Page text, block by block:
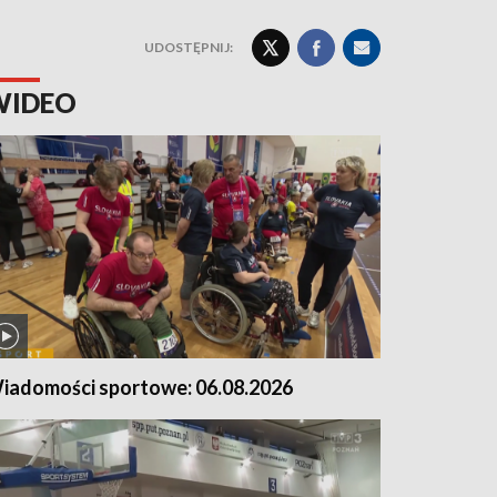
UDOSTĘPNIJ:
sportowe: 06.08.2026